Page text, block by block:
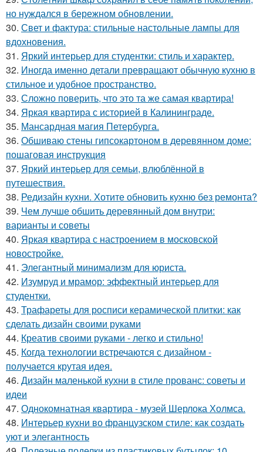
но нуждался в бережном обновлении.
30. Свет и фактура: стильные настольные лампы для
вдохновения.
31. Яркий интерьер для студентки: стиль и характер.
32. Иногда именно детали превращают обычную кухню в
стильное и удобное пространство.
33. Сложно поверить, что это та же самая квартира!
34. Яркая квартира с историей в Калининграде.
35. Мансардная магия Петербурга.
36. Обшиваю стены гипсокартоном в деревянном доме:
пошаговая инструкция
37. Яркий интерьер для семьи, влюблённой в
путешествия.
38. Редизайн кухни. Хотите обновить кухню без ремонта?
39. Чем лучше обшить деревянный дом внутри:
варианты и советы
40. Яркая квартира с настроением в московской
новостройке.
41. Элегантный минимализм для юриста.
42. Изумруд и мрамор: эффектный интерьер для
студентки.
43. Трафареты для росписи керамической плитки: как
сделать дизайн своими руками
44. Креатив своими руками - легко и стильно!
45. Когда технологии встречаются с дизайном -
получается крутая идея.
46. Дизайн маленькой кухни в стиле прованс: советы и
идеи
47. Однокомнатная квартира - музей Шерлока Холмса.
48. Интерьер кухни во французском стиле: как создать
уют и элегантность